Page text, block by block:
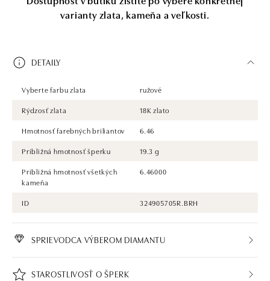
varianty zlata, kameňa a veľkosti.
DETAILY
Vyberte farbu zlata
ružové
Rýdzosť zlata
18K zlato
Hmotnosť farebných briliantov
6.46
Približná hmotnosť šperku
19.3 g
Približná hmotnosť všetkých
kameňa
6.46000
ID 324905705R.BRH
SPRIEVODCA VÝBEROM DIAMANTU
STAROSTLIVOSŤ O ŠPERK